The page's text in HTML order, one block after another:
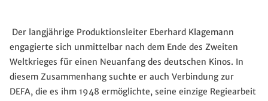
Der langjährige Produktionsleiter Eberhard Klagemann
engagierte sich unmittelbar nach dem Ende des Zweiten
Weltkrieges für einen Neuanfang des deutschen Kinos. In
diesem Zusammenhang suchte er auch Verbindung zur
DEFA, die es ihm 1948 ermöglichte, seine einzige Regiearbeit